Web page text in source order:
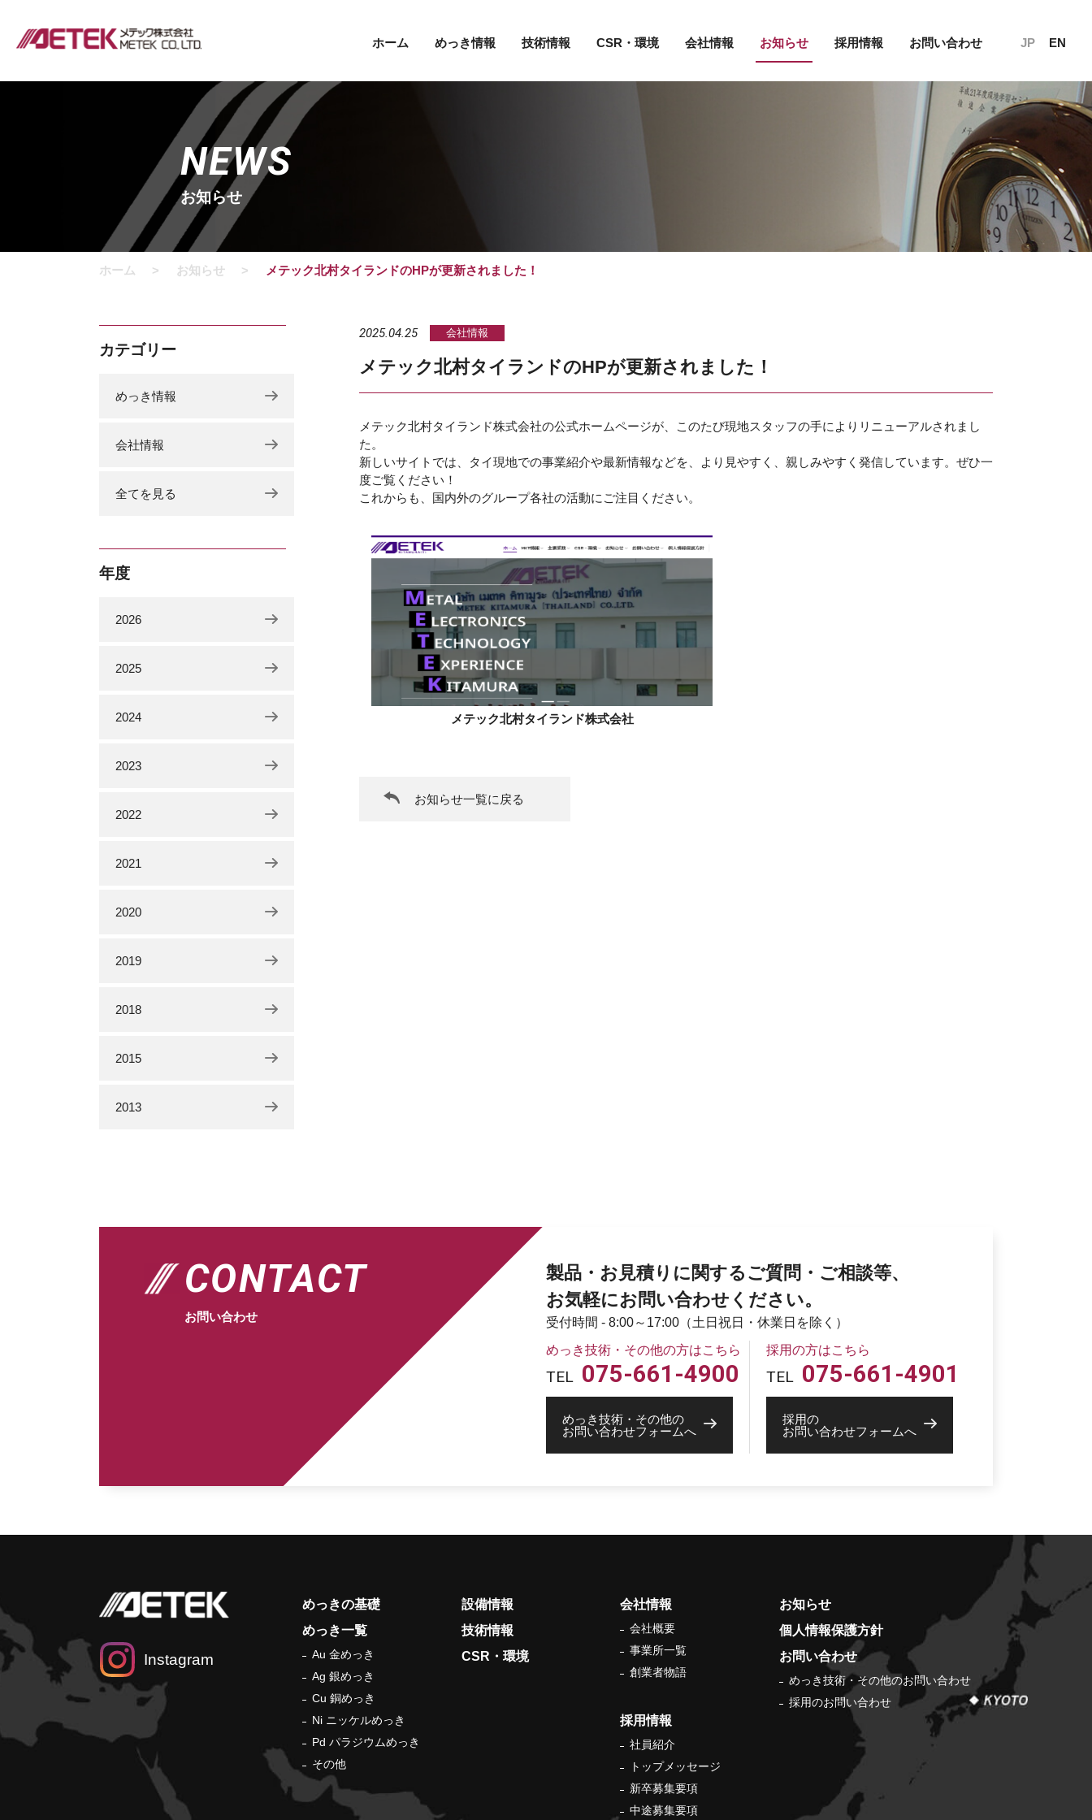
ホーム めっき情報 技術情報 CSR・環境 会社情報 お知らせ 採用情報 お問い合わせ JP EN
NEWS
お知らせ
ホーム お知らせ メテック北村タイランドのHPが更新されました！
2025.04.25 会社情報
メテック北村タイランドのHPが更新されました！
メテック北村タイランド株式会社の公式ホームページが、このたび現地スタッフの手によりリニューアルされまし
た。
新しいサイトでは、タイ現地での事業紹介や最新情報などを、より見やすく、親しみやすく発信しています。ぜひ一
度ご覧ください！
これからも、国内外のグループ各社の活動にご注目ください。
メテック北村タイランド株式会社
お知らせ一覧に戻る
カテゴリー
めっき情報
会社情報
全てを見る
年度
2026
2025
2024
2023
2022
2021
2020
2019
2018
2015
2013
CONTACT
お問い合わせ
製品・お見積りに関するご質問・ご相談等、
お気軽にお問い合わせください。
受付時間 - 8:00～17:00（土日祝日・休業日を除く）
めっき技術・その他の方はこちら
TEL 075-661-4900
めっき技術・その他の
お問い合わせフォームへ
採用の方はこちら
TEL 075-661-4901
採用の
お問い合わせフォームへ
Instagram
めっきの基礎
めっき一覧
Au 金めっき
Ag 銀めっき
Cu 銅めっき
Ni ニッケルめっき
Pd パラジウムめっき
その他
設備情報
技術情報
CSR・環境
会社情報
会社概要
事業所一覧
創業者物語
採用情報
社員紹介
トップメッセージ
新卒募集要項
中途募集要項
お知らせ
個人情報保護方針
お問い合わせ
めっき技術・その他のお問い合わせ
採用のお問い合わせ